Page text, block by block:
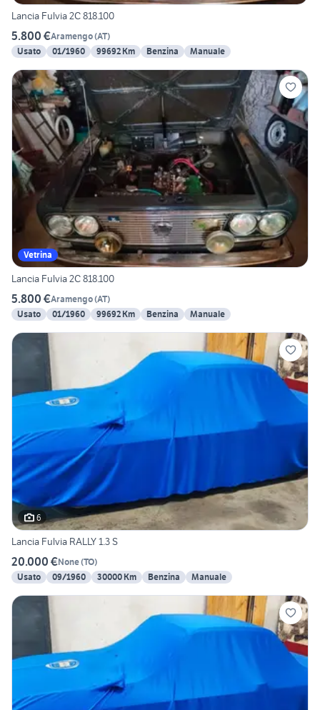
Lancia Fulvia 2C 818.100
5.800 €Aramengo(AT)
Usato
01/1960 99692 Km Benzina Manuale
Vetrina
Lancia Fulvia 2C 818.100
5.800 €Aramengo(AT)
Usato
01/1960 99692 Km Benzina Manuale
6
Lancia Fulvia RALLY 1.3 S
20.000 €None(TO)
Usato
09/1960 30000 Km Benzina Manuale